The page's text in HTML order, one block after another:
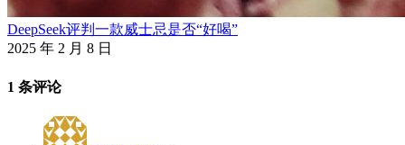
DeepSeek评判一款威士忌是否“好喝”
2025 年 2 月 8 日
1 条评论